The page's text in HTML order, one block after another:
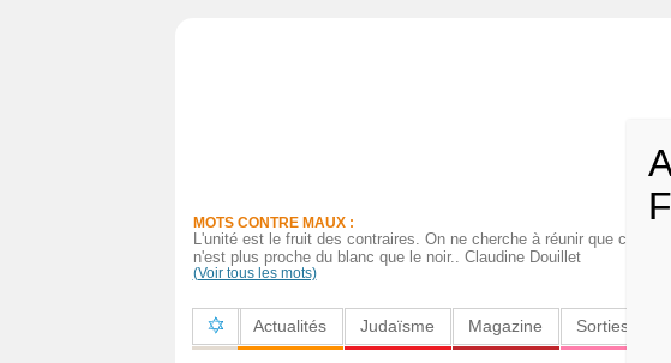
MOTS CONTRE MAUX :
L'unité est le fruit des contraires. On ne cherche à réunir que ce qui
n'est plus proche du blanc que le noir.. Claudine Douillet
(Voir tous les mots)
Actualités Judaïsme Magazine Sorties